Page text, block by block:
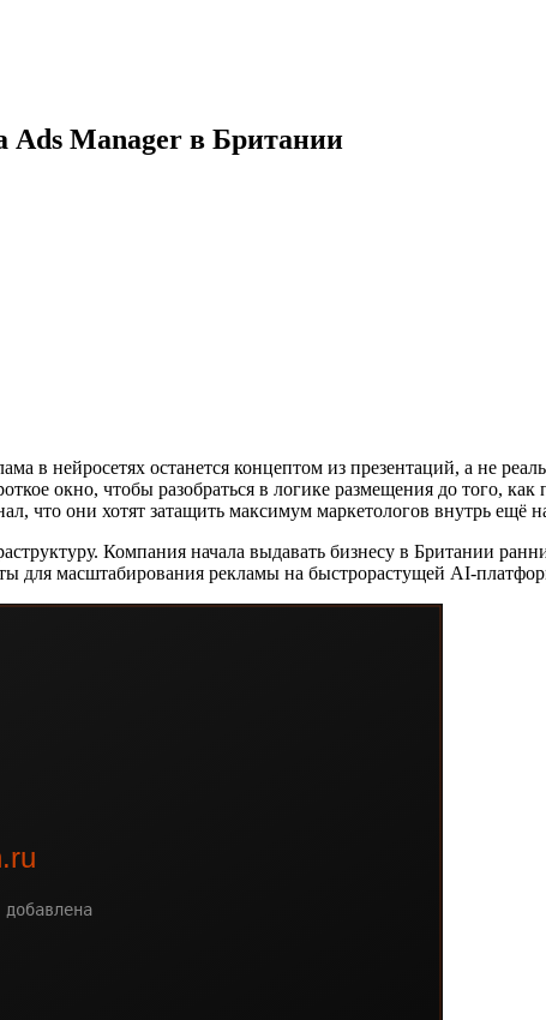
Ads Manager в Британии
в нейросетях останется концептом из презентаций, а не
окно, чтобы разобраться в логике размещения до того,
что они хотят затащить максимум маркетологов внутрь ещё
Компания начала выдавать бизнесу в Британии
для масштабирования рекламы на быстрорастущей AI-